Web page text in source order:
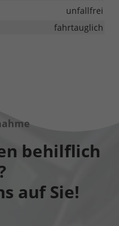
unfallfrei
fahrtauglich
behilflich
auf Sie!